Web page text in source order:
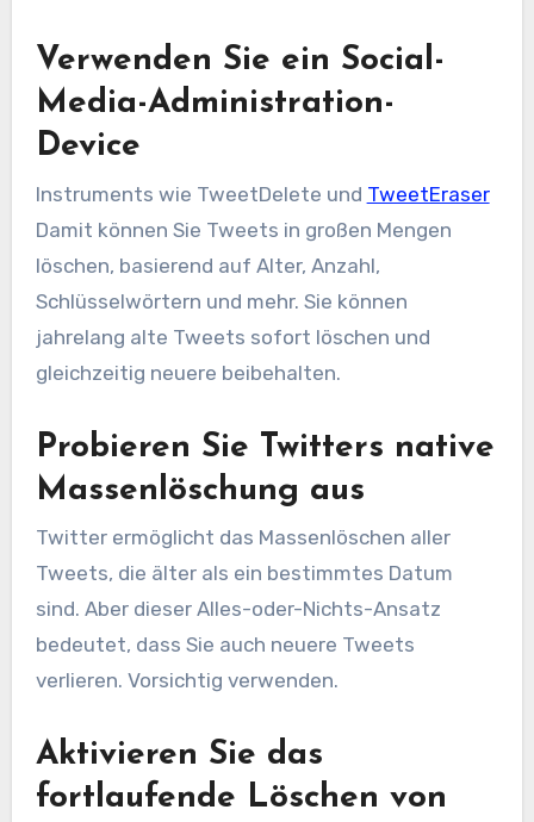
Verwenden Sie ein Social-
Media-Administration-
Device
Instruments wie TweetDelete und TweetEraser
Damit können Sie Tweets in großen Mengen
löschen, basierend auf Alter, Anzahl,
Schlüsselwörtern und mehr. Sie können
jahrelang alte Tweets sofort löschen und
gleichzeitig neuere beibehalten.
Probieren Sie Twitters native
Massenlöschung aus
Twitter ermöglicht das Massenlöschen aller
Tweets, die älter als ein bestimmtes Datum
sind. Aber dieser Alles-oder-Nichts-Ansatz
bedeutet, dass Sie auch neuere Tweets
verlieren. Vorsichtig verwenden.
Aktivieren Sie das
fortlaufende Löschen von